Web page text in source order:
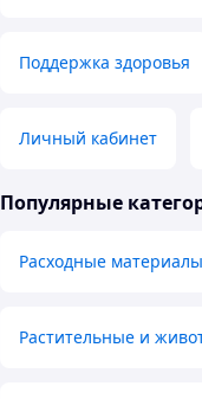
Поддержка здоровья
Личный кабинет
Популярные
Расходные
Растительные и